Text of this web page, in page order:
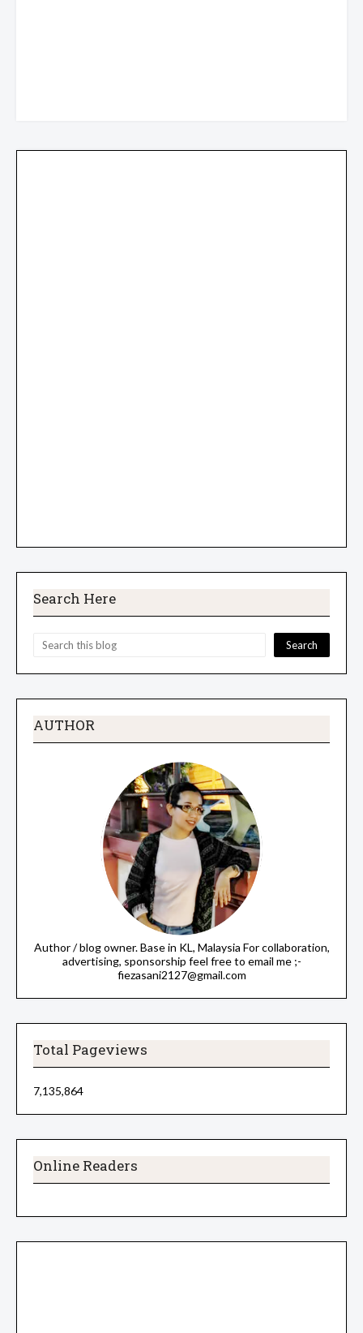
Search Here
AUTHOR
Author / blog owner. Base in KL, Malaysia For collaboration,
advertising, sponsorship feel free to email me ;-
fiezasani2127@gmail.com
Total Pageviews
7,135,864
Online Readers